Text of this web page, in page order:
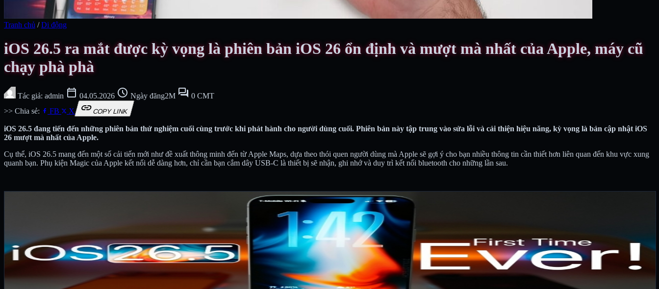
Tranh chủ / Di động
iOS 26.5 ra mắt được kỳ vọng là phiên bản iOS 26 ổn định và mượt mà nhất của Apple, máy cũ
chạy phà phà
Tác giả: admin calendar_today 04.05.2026 schedule Ngày đăng2M forum 0 CMT
>> Chia sẻ:
FB X linkCOPY LINK
iOS 26.5 đang tiến đến những phiên bản thử nghiệm cuối cùng trước khi phát hành cho người dùng cuối. Phiên bản này tập trung vào sửa lỗi và cải thiện hiệu năng, kỳ vọng là bản cập nhật iOS
26 mượt mà nhất của Apple.
Cụ thể, iOS 26.5 mang đến một số cải tiến mới như đề xuất thông minh đến từ Apple Maps, dựa theo thói quen người dùng mà Apple sẽ gợi ý cho bạn nhiều thông tin cần thiết hơn liên quan đến khu vực xung
quanh bạn. Phụ kiện Magic của Apple kết nối dễ dàng hơn, chỉ cần bạn cắm dây USB-C là thiết bị sẽ nhận, ghi nhớ và duy trì kết nối bluetooth cho những lần sau.